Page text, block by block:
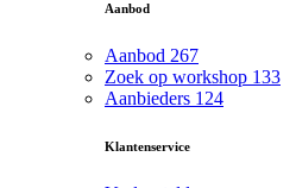
Aanbod
Aanbod 267
Zoek op workshop 133
Aanbieders 124
Klantenservice